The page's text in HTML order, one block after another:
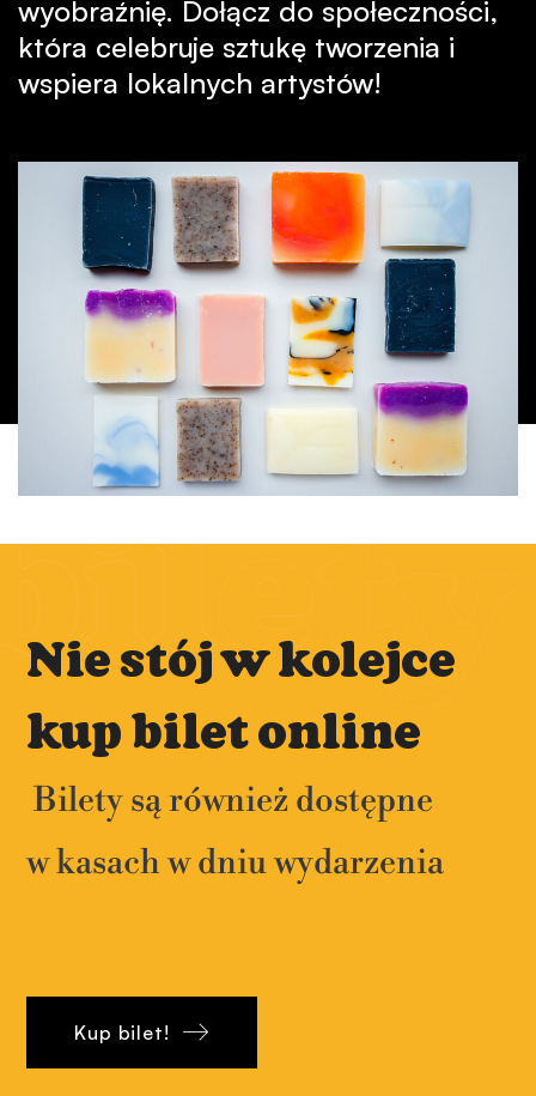
wyobraźnię. Dołącz do społeczności,
która celebruje sztukę tworzenia i
wspiera lokalnych artystów!
ilety
Nie stój w kolejce
kup bilet online
Bilety są również dostępne
w kasach w dniu wydarzenia
Kup bilet!